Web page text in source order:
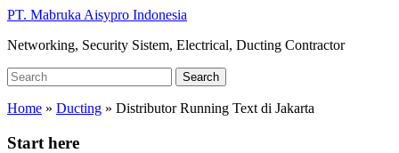
Skip
main
PT. Mabruka Aisypro Indonesia
Networking, Security Sistem, Electrical, Ducting Contractor
Search
for:
Search
Home » Ducting » Distributor Running Text di Jakarta
Start here